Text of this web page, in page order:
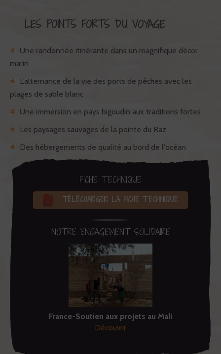
LES POINTS FORTS DU VOYAGE
Une randonnée itinérante dans un magnifique décor
marin
L’alternance de la vie des ports de pêches avec les
plages de sable blanc
Une immersion en pays bigoudin aux traditions fortes
Les paysages sauvages de la pointe du Raz
Des hébergements de qualité au bord de l'océan
FICHE TECHNIQUE
TÉLÉCHARGER LA FICHE TECHNIQUE
NOTRE ENGAGEMENT SOLIDAIRE
France-Soutien aux projets au Mali
Découvrir